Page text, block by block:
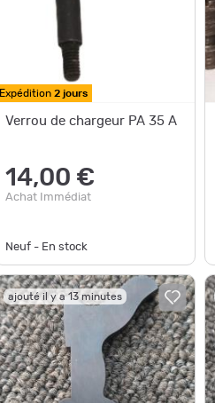
Expédition 2 jours
Verrou de chargeur PA 35 A
14,00 €
Achat Immédiat
Neuf - En stock
ajouté il y a 13 minutes